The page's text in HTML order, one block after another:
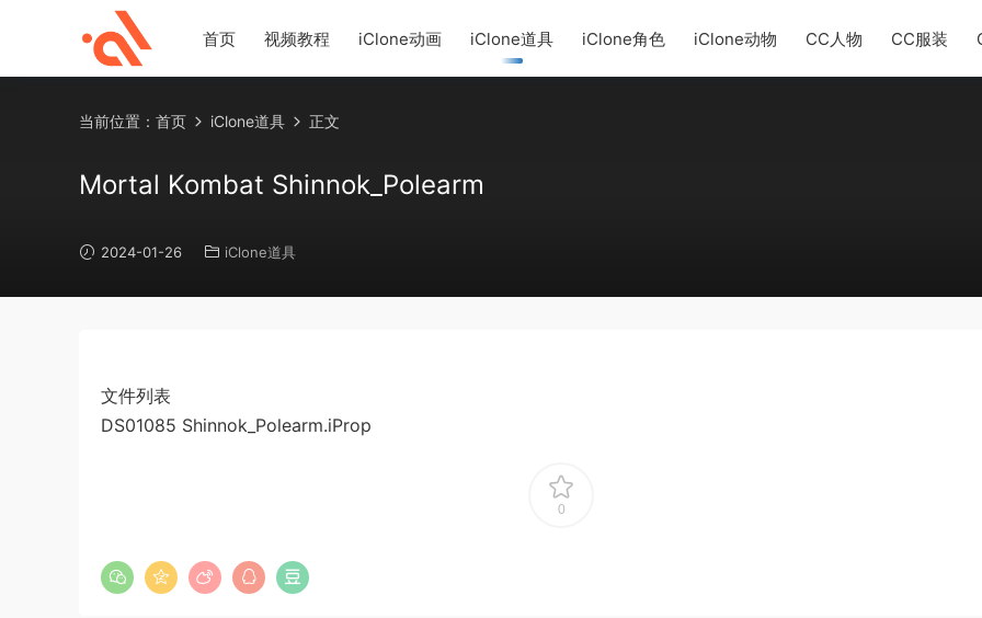
首页 视频教程 iClone动画 iClone道具 iClone角色 iClone动物 CC人物 CC服装
当前位置： 首页 iClone道具 正文
Mortal Kombat Shinnok_Polearm
2024-01-26 iClone道具
文件列表
DS01085 Shinnok_Polearm.iProp
0